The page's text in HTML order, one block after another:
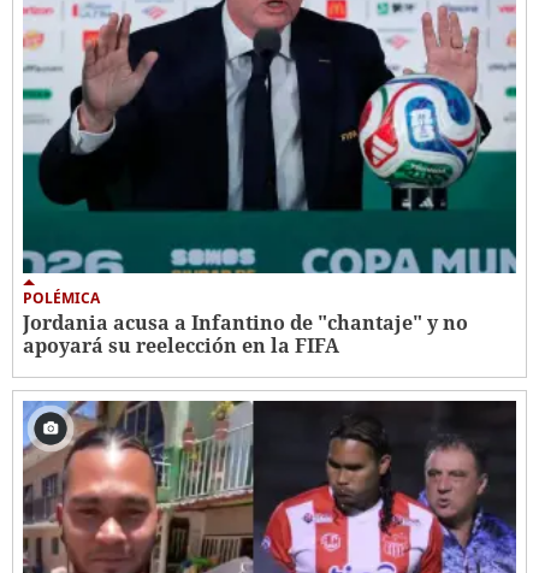
POLÉMICA
Jordania acusa a Infantino de "chantaje" y no
apoyará su reelección en la FIFA